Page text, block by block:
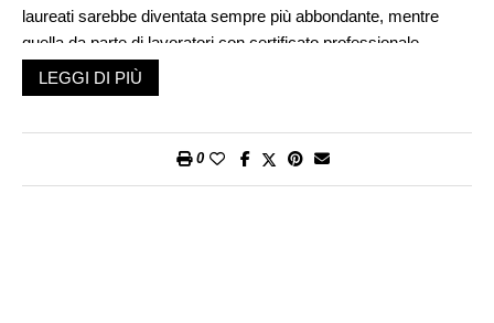
laureati sarebbe diventata sempre più abbondante, mentre
quella da parte di lavoratori con certificato professionale
tenderebbe a rarefarsi. Di qui la diversa evoluzione, nel tempo,
della media dei salari dei due gruppi.
riduzione dello scarto tra i due tipi di formazione sia positiva,
LEGGI DI PIÙ
0